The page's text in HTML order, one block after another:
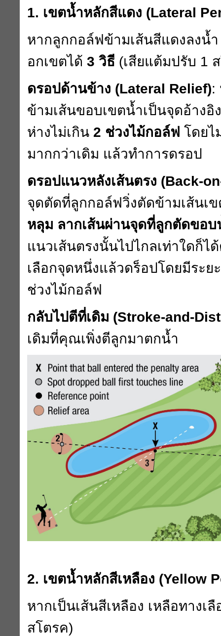
1. เขตน้ำหลักสีแดง (Lateral
หากลูกกอล์ฟข้ามเส้นสีแดงลงน้
อกเขตได้ 3 วิธี (เสียแต้มปรับ 1
ดรอปด้านข้าง (Lateral Relief):
ข้ามเส้นขอบเขตน้ำเป็นจุดอ้างอิ
ห่างไม่เกิน 2 ช่วงไม้กอล์ฟ โดยไ
มากกว่าเดิม แล้วทำการดรอป
ดรอปแนวหลังเส้นตรง (Back-
จุดตัดที่ลูกกอล์ฟวิ่งตัดข้ามเส้นเ
หลุม ลากเส้นผ่านจุดที่ลูกตัดขอบ
แนวเส้นตรงนั้นไปไกลเท่าใดก็ไ
เลือกจุดหนึ่งแล้วดร็อปโดยมีระ
ช่วงไม้กอล์ฟ
กลับไปตีที่เดิม (Stroke-and-
เดิมที่คุณเพิ่งตีลูกมาตกน้ำ
2. เขตน้ำหลักสีเหลือง (Yellow
หากเป็นเส้นสีเหลือง เหลือทางเ
สโตรค)